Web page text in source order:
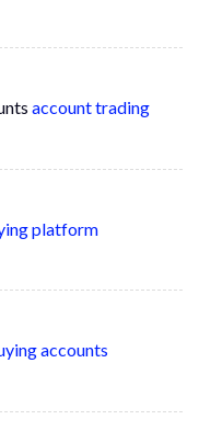
account trading
platform
accounts